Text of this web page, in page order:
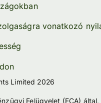
vonatkozó
Limited 2026
Felügyelet (FCA)